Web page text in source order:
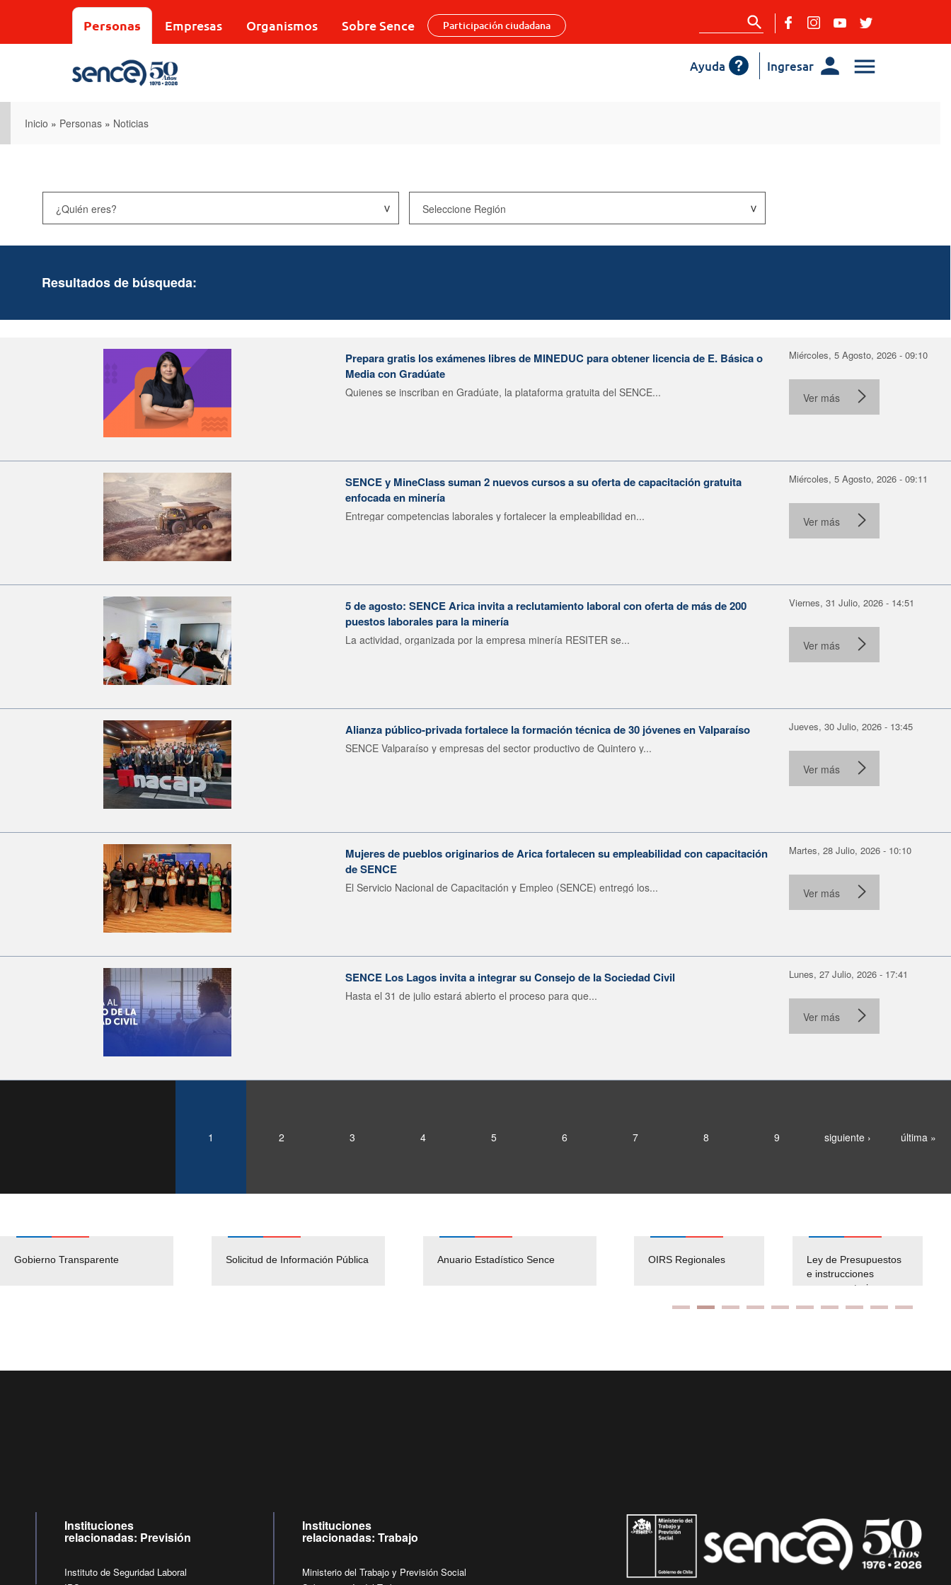
Personas Empresas Organismos Sobre Sence Participación ciudadana
Ingresar
Ayuda
Inicio » Personas » Noticias
Resultados de búsqueda:
Prepara gratis los exámenes libres de MINEDUC para obtener licencia de E. Básica o
Media con Gradúate
Quienes se inscriban en Gradúate, la plataforma gratuita del SENCE...
Miércoles, 5 Agosto, 2026 - 09:10
Ver más
SENCE y MineClass suman 2 nuevos cursos a su oferta de capacitación gratuita
enfocada en minería
Entregar competencias laborales y fortalecer la empleabilidad en...
Miércoles, 5 Agosto, 2026 - 09:11
Ver más
5 de agosto: SENCE Arica invita a reclutamiento laboral con oferta de más de 200
puestos laborales para la minería
La actividad, organizada por la empresa minería RESITER se...
Viernes, 31 Julio, 2026 - 14:51
Ver más
Alianza público-privada fortalece la formación técnica de 30 jóvenes en Valparaíso
SENCE Valparaíso y empresas del sector productivo de Quintero y...
Jueves, 30 Julio, 2026 - 13:45
Ver más
Mujeres de pueblos originarios de Arica fortalecen su empleabilidad con capacitación
de SENCE
El Servicio Nacional de Capacitación y Empleo (SENCE) entregó los...
Martes, 28 Julio, 2026 - 10:10
Ver más
SENCE Los Lagos invita a integrar su Consejo de la Sociedad Civil
Hasta el 31 de julio estará abierto el proceso para que...
Lunes, 27 Julio, 2026 - 17:41
Ver más
1 2 3 4 5 6 7 8 9 siguiente › última »
Gobierno Transparente Solicitud de Información Pública Anuario Estadístico Sence
Pago Proveedores
Empleos Públicos
Solicitud Audiencias y
OIRS Regionales
Ley de Presupuestos
e instrucciones
presuspuetarias
Instituciones
relacionadas: Previsión
Instituto de Seguridad Laboral
Instituciones
relacionadas: Trabajo
Ministerio del Trabajo y Previsión Social